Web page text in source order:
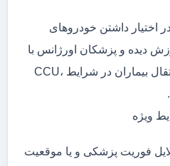
اختیار داشتن خودروهای
دیده و پزشکان اورژانس با
تجربه و دانش روز، امکان انتقال بیماران در شرایط CCU،
ویژه
فوریت پزشکی و یا موقعیت